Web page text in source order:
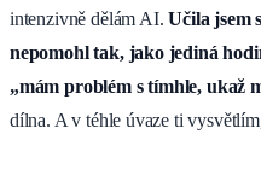
intenzivně dělám AI.Učila jsem
nepomohl tak, jako jediná
„mám problém s tímhle, ukaž
dílna. A v téhle úvaze ti